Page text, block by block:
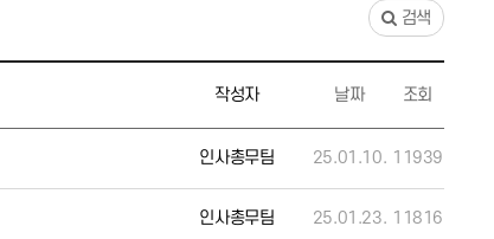
검색
작성자 날짜 조회
인사총무팀 25.01.10. 11939
인사총무팀 25.01.23. 11816